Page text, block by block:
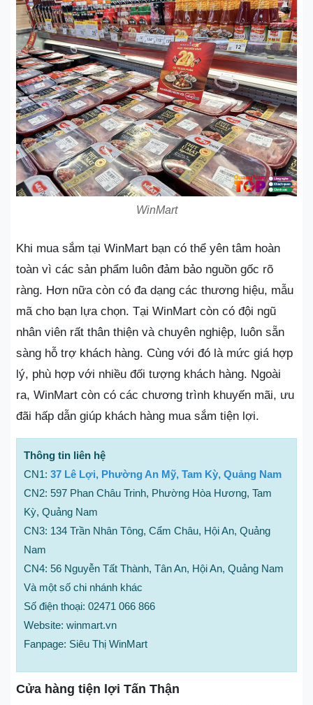
WinMart
Khi mua sắm tại WinMart bạn có thể yên tâm hoàn
toàn vì các sản phẩm luôn đảm bảo nguồn gốc rõ
ràng. Hơn nữa còn có đa dạng các thương hiệu, mẫu
mã cho bạn lựa chọn. Tại WinMart còn có đội ngũ
nhân viên rất thân thiện và chuyên nghiệp, luôn sẵn
sàng hỗ trợ khách hàng. Cùng với đó là mức giá hợp
lý, phù hợp với nhiều đối tượng khách hàng. Ngoài
ra, WinMart còn có các chương trình khuyến mãi, ưu
đãi hấp dẫn giúp khách hàng mua sắm tiện lợi.
Thông tin liên hệ
CN1: 37 Lê Lợi, Phường An Mỹ, Tam Kỳ, Quảng Nam
CN2: 597 Phan Châu Trinh, Phường Hòa Hương, Tam
Kỳ, Quảng Nam
CN3: 134 Trần Nhân Tông, Cẩm Châu, Hội An, Quảng
Nam
CN4: 56 Nguyễn Tất Thành, Tân An, Hội An, Quảng Nam
Và một số chi nhánh khác
Số điện thoại: 02471 066 866
Website: winmart.vn
Fanpage: Siêu Thị WinMart
Cửa hàng tiện lợi Tấn Thận